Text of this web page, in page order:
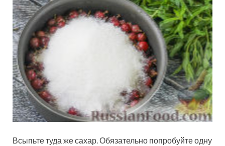
Всыпьте туда же сахар. Обязательно попробуйте одну